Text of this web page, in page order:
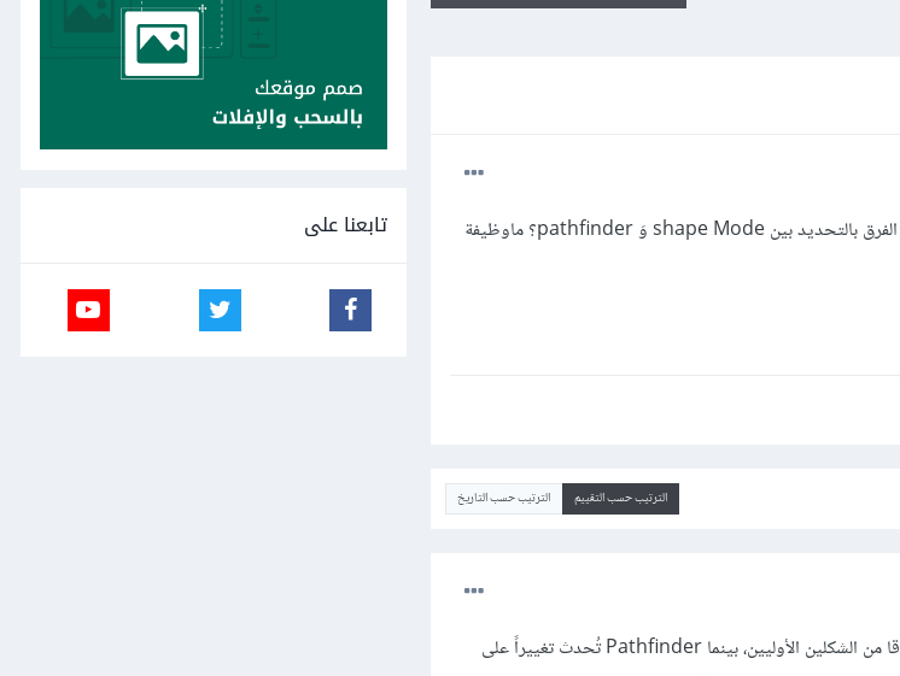
على نافذة Pathfinder الموجودة على برنامج Illustrator، ماهو الفرق بالتحديد بين shape Mode وَ pathfinder؟ ماوظيفة
الترتيب حسب التقييم الترتيب حسب التاريخ
تعتمد تقنية shape Mode على انتاج شكل جديد انطلاقا من الشكلين الأوليين، بينما Pathfinder تُحدث تغييراً على
تابعنا على